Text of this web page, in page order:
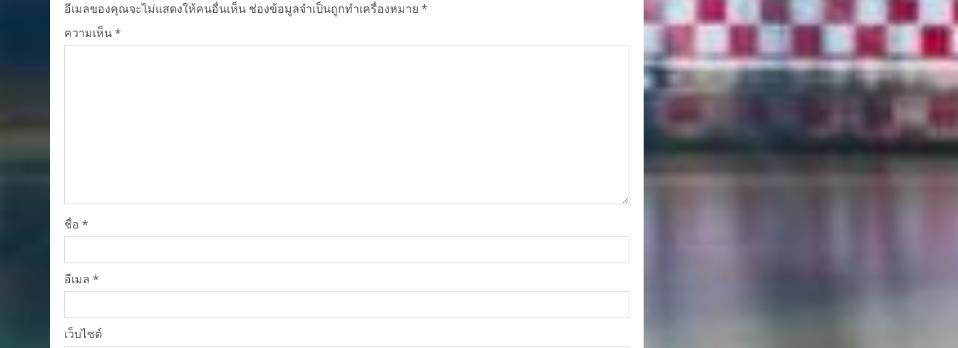
อีเมลของคุณจะไม่แสดงให้คนอื่นเห็น ช่องข้อมูลจำเป็นถูกทำเครื่องหมาย *
ความเห็น*
ชื่อ *
อีเมล *
เว็บไซต์